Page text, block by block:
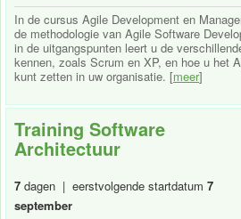
In de cursus Agile Development en
de methodologie van Agile Software
in de uitgangspunten leert u de
kennen, zoals Scrum en XP, en hoe u het
kunt zetten in uw organisatie. [meer]
Training Software
Architectuur
7 dagen | eerstvolgende startdatum 7
september